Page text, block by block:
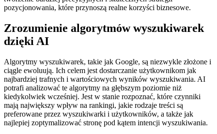
pozycjonowania, które przynoszą realne korzyści biznesowe.
Zrozumienie algorytmów wyszukiwarek
dzięki AI
Algorytmy wyszukiwarek, takie jak Google, są niezwykle złożone i
ciągle ewoluują. Ich celem jest dostarczanie użytkownikom jak
najbardziej trafnych i wartościowych wyników wyszukiwania. AI
potrafi analizować te algorytmy na głębszym poziomie niż
kiedykolwiek wcześniej. Jest w stanie rozpoznać, które czynniki
mają największy wpływ na rankingi, jakie rodzaje treści są
preferowane przez wyszukiwarki i użytkowników, a także jak
najlepiej zoptymalizować stronę pod kątem intencji wyszukiwania.